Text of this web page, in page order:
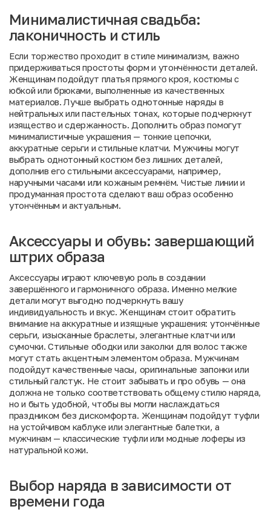
Минималистичная свадьба:
лаконичность и стиль
Если торжество проходит в стиле минимализм, важно
придерживаться простоты форм и утончённости деталей.
Женщинам подойдут платья прямого кроя, костюмы с
юбкой или брюками, выполненные из качественных
материалов. Лучше выбрать однотонные наряды в
нейтральных или пастельных тонах, которые подчеркнут
изящество и сдержанность. Дополнить образ помогут
минималистичные украшения — тонкие цепочки,
аккуратные серьги и стильные клатчи. Мужчины могут
выбрать однотонный костюм без лишних деталей,
дополнив его стильными аксессуарами, например,
наручными часами или кожаным ремнём. Чистые линии и
продуманная простота сделают ваш образ особенно
утончённым и актуальным.
Аксессуары и обувь: завершающий
штрих образа
Аксессуары играют ключевую роль в создании
завершённого и гармоничного образа. Именно мелкие
детали могут выгодно подчеркнуть вашу
индивидуальность и вкус. Женщинам стоит обратить
внимание на аккуратные и изящные украшения: утончённые
серьги, изысканные браслеты, элегантные клатчи или
сумочки. Стильные ободки или заколки для волос также
могут стать акцентным элементом образа. Мужчинам
подойдут качественные часы, оригинальные запонки или
стильный галстук. Не стоит забывать и про обувь — она
должна не только соответствовать общему стилю наряда,
но и быть удобной, чтобы вы могли наслаждаться
праздником без дискомфорта. Женщинам подойдут туфли
на устойчивом каблуке или элегантные балетки, а
мужчинам — классические туфли или модные лоферы из
натуральной кожи.
Выбор наряда в зависимости от
времени года